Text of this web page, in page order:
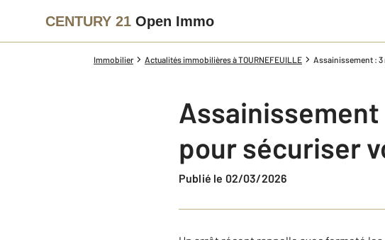
CENTURY 21 Open Immo
Immobilier Actualités immobilières à TOURNEFEUILLE Assainissement :
pour sécuriser
Publié le 02/03/2026